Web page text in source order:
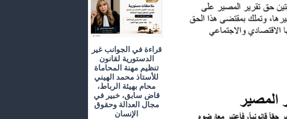
قراءة في الجوانب غير
الدستورية لقانون
تنظيم مهنة المحاماة
للأستاذ محمد الهيني
محام بهيئة الرباط،
قاض سابق، خبير في
مجال العدالة وحقوق
الإنسان